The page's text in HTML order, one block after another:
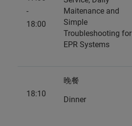
-
18:00
Maitenance and
Simple
Troubleshooting for
EPR Systems
18:10
晚餐
Dinner